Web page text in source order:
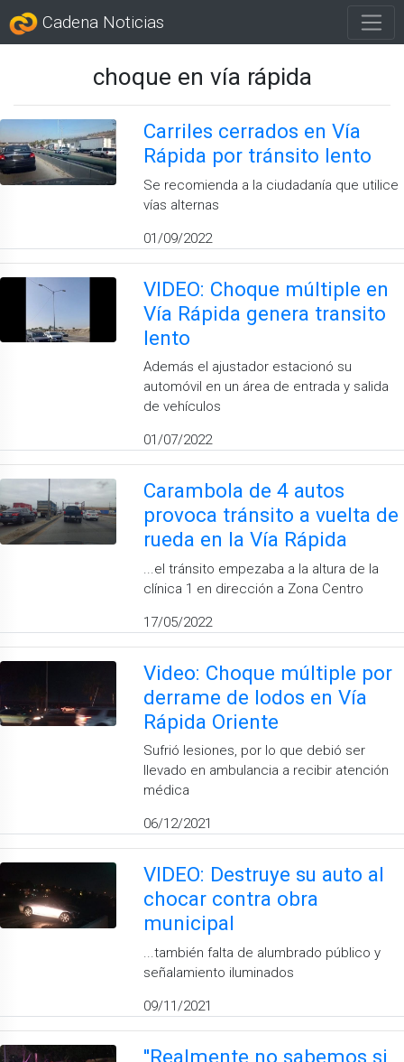
Cadena Noticias
choque en vía rápida
Carriles cerrados en Vía
Rápida por tránsito lento
Se recomienda a la ciudadanía que utilice
vías alternas
01/09/2022
VIDEO: Choque múltiple en
Vía Rápida genera transito
lento
Además el ajustador estacionó su
automóvil en un área de entrada y salida
de vehículos
01/07/2022
Carambola de 4 autos
provoca tránsito a vuelta de
rueda en la Vía Rápida
...el tránsito empezaba a la altura de la
clínica 1 en dirección a Zona Centro
17/05/2022
Video: Choque múltiple por
derrame de lodos en Vía
Rápida Oriente
Sufrió lesiones, por lo que debió ser
llevado en ambulancia a recibir atención
médica
06/12/2021
VIDEO: Destruye su auto al
chocar contra obra
municipal
...también falta de alumbrado público y
señalamiento iluminados
09/11/2021
''Realmente no sabemos si